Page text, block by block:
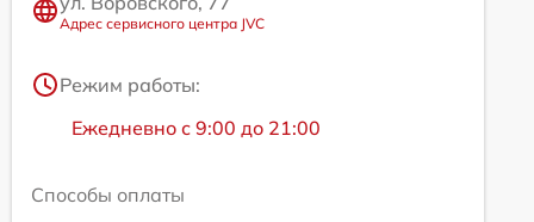
Адрес сервисного центра JVC
Режим работы:
Ежедневно с 9:00 до 21:00
Способы оплаты